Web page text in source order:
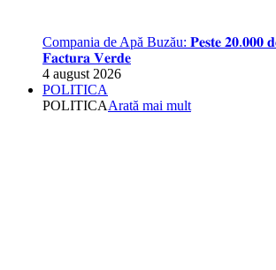
Compania de Apă Buzău: 𝐏𝐞𝐬𝐭𝐞 𝟐𝟎.𝟎𝟎𝟎
𝐅𝐚𝐜𝐭𝐮𝐫𝐚 𝐕𝐞𝐫𝐝𝐞
4 august 2026
POLITICA
POLITICAArată mai mult